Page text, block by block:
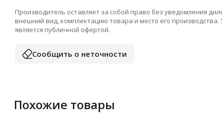
Производитель оставляет за собой право без уведомления
внешний вид, комплектацию товара и место его
является публичной офертой.
Сообщить о неточности
Похожие товары